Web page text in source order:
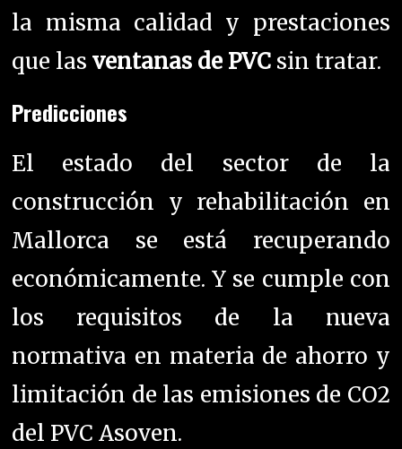
la misma calidad y prestaciones
que lasventanas de PVC sin tratar.
Predicciones
El estado del sector de la
construcción y rehabilitación en
Mallorca se está recuperando
económicamente. Y se cumple con
los requisitos de la nueva
normativa en materia de ahorro y
limitación de las emisiones de CO2
del PVC Asoven.